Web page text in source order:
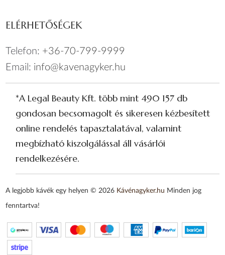
ELÉRHETŐSÉGEK
Telefon: +36-70-799-9999
Email: info@kavenagyker.hu
*A Legal Beauty Kft. több mint 490 157 db
gondosan becsomagolt és sikeresen kézbesített
online rendelés tapasztalatával, valamint
megbízható kiszolgálással áll vásárlói
rendelkezésére.
A legjobb kávék egy helyen © 2026 Kávénagyker.hu Minden jog
fenntartva!